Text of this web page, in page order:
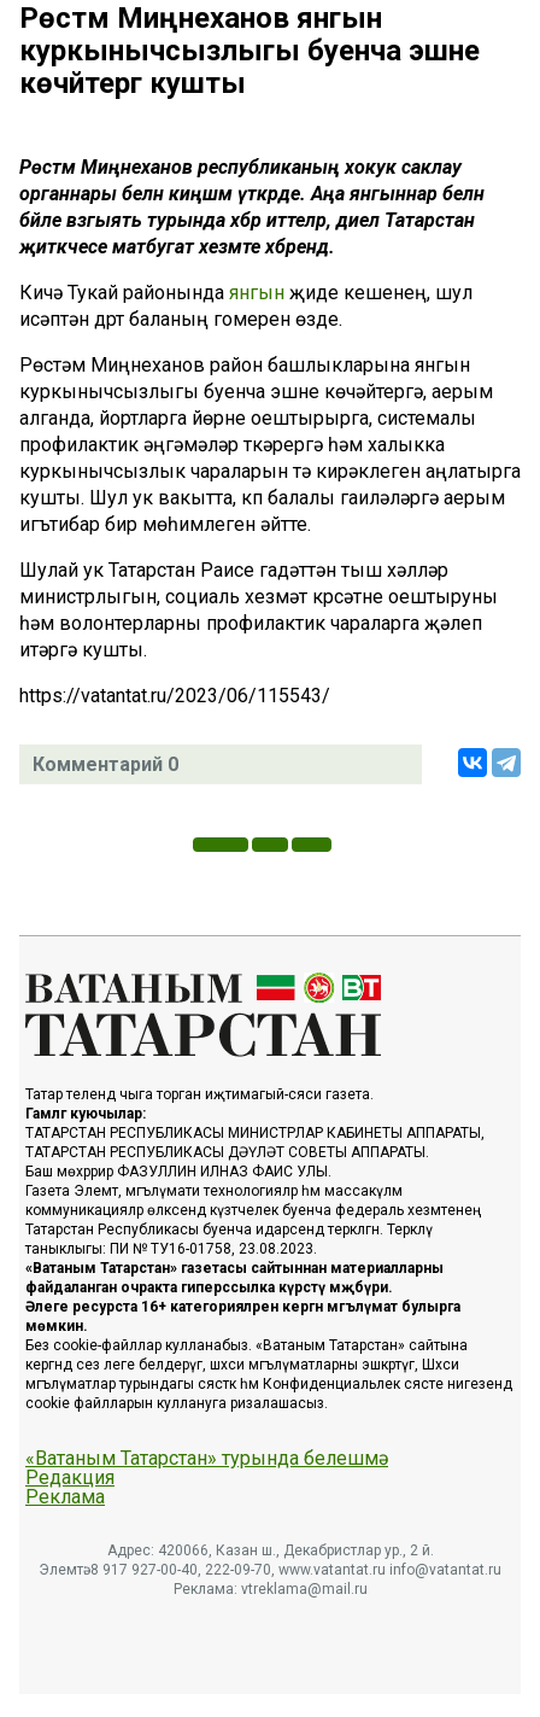
Рөстәм Миңнеханов янгын
куркынычсызлыгы буенча эшне
көчәйтергә кушты
Рөстәм Миңнеханов республиканың хокук саклау
органнары белән киңәшмә үткәрде. Аңа янгыннар белән
бәйле вәзгыять турында хәбәр иттеләр, диелә Татарстан
җитәкчесе матбугат хезмәте хәбәрендә.
Кичә Тукай районында янгын җиде кешенең, шул
исәптән дүрт баланың гомерен өзде.
Рөстәм Миңнеханов район башлыкларына янгын
куркынычсызлыгы буенча эшне көчәйтергә, аерым
алганда, йортларга йөрүне оештырырга, системалы
профилактик әңгәмәләр үткәрергә һәм халыкка
куркынычсызлык чараларын үтәү кирәклеген аңлатырга
кушты. Шул ук вакытта, күп балалы гаиләләргә аерым
игътибар бирү мөһимлеген әйтте.
Шулай ук Татарстан Раисе гадәттән тыш хәлләр
министрлыгын, социаль хезмәт күрсәтүне оештыруны
һәм волонтерларны профилактик чараларга җәлеп
итәргә кушты.
https://vatantat.ru/2023/06/115543/
Комментарий 0
Татар телендә чыга торган иҗтимагый-сәяси газета.
Гамәлгә куючылар:
ТАТАРСТАН РЕСПУБЛИКАСЫ МИНИСТРЛАР КАБИНЕТЫ АППАРАТЫ,
ТАТАРСТАН РЕСПУБЛИКАСЫ ДӘҮЛӘТ СОВЕТЫ АППАРАТЫ.
Баш мөхәррир ФАЗУЛЛИН ИЛНАЗ ФАИС УЛЫ.
Газета Элемтә, мәгълүмати технологияләр һәм массакүләм
коммуникацияләр өлкәсендә күзәтчелек буенча федераль хезмәтенең
Татарстан Республикасы буенча идарәсендә теркәлгән. Теркәлү
таныклыгы: ПИ № ТУ16-01758, 23.08.2023.
«Ватаным Татарстан» газетасы сайтыннан материалларны
файдаланган очракта гиперссылка күрсәтү мәҗбүри.
Әлеге ресурста 16+ категорияләренә кергән мәгълүмат булырга
мөмкин.
Без cookie-файллар кулланабыз. «Ватаным Татарстан» сайтына
кергәндә сез әлеге белдерүгә, шәхси мәгълүматларны эшкәртүгә, Шәхси
мәгълүматлар турындагы сәясәткә һәм Конфиденциальлек сәясәте нигезендә
cookie файлларын куллануга ризалашасыз.
«Ватаным Татарстан» турында белешмә
Редакция
Реклама
Адрес: 420066, Казан ш., Декабристлар ур., 2 й.
Элемтә: 8 917 927-00-40, 222-09-70, www.vatantat.ru info@vatantat.ru
Реклама: vtreklama@mail.ru